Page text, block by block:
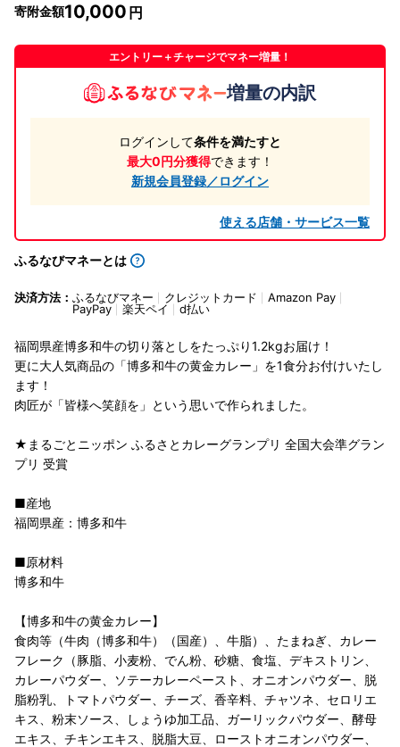
寄附金額10,000
エントリー＋チャージでマネー増量！
増量の内訳
ログインして条件を満たすと
最大0円分獲得できます！
新規会員登録／ログイン
使える店舗・サービス一覧
ふるなびマネーとは
決済方法： ふるなびマネー クレジットカード
Amazon Pay
PayPay
楽天ペイ d払い
福岡県産博多和牛の切り落としをたっぷり1.2kgお届け！
更に大人気商品の「博多和牛の黄金カレー」を1食分お付けいたし
ます！
肉匠が「皆様へ笑顔を」という思いで作られました。
★まるごとニッポン ふるさとカレーグランプリ 全国大会準グラン
プリ 受賞
■産地
福岡県産：博多和牛
■原材料
博多和牛
【博多和牛の黄金カレー】
食肉等（牛肉（博多和牛）（国産）、牛脂）、たまねぎ、カレー
フレーク（豚脂、小麦粉、でん粉、砂糖、食塩、デキストリン、
カレーパウダー、ソテーカレーペースト、オニオンパウダー、脱
脂粉乳、トマトパウダー、チーズ、香辛料、チャツネ、セロリエ
キス、粉末ソース、しょうゆ加工品、ガーリックパウダー、酵母
エキス、チキンエキス、脱脂大豆、ローストオニオンパウダー、